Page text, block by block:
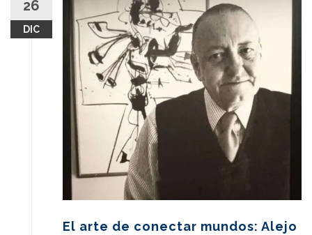
content
26
DIC
El arte de conectar mundos: Alejo